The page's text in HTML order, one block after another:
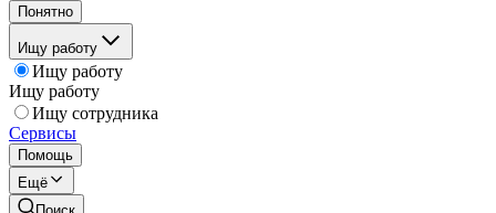
Понятно
Ищу работу
Ищу работу
Ищу работу
Ищу сотрудника
Сервисы
Помощь
Ещё